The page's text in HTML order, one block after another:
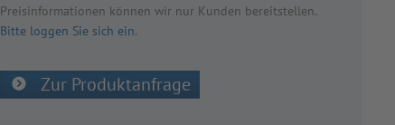
Preis­in­for­ma­tio­nen kön­nen wir nur Kun­den bereit­stel­len.
Bitte loggen Sie sich ein.
Zur Produktanfrage